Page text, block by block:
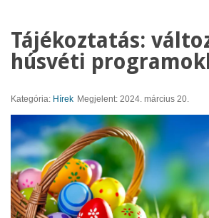
Tájékoztatás:
húsvéti
Kategória: Hírek Megjelent: 2024. március 20.